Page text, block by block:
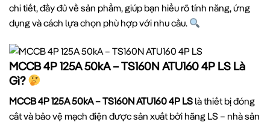
chi tiết, đầy đủ về sản phẩm, giúp bạn hiểu rõ tính năng, ứng
dụng và cách lựa chọn phù hợp với nhu cầu.
MCCB 4P 125A 50kA – TS160N ATU160 4P LS Là
Gì?
MCCB 4P 125A 50kA – TS160N ATU160 4P LS là thiết bị đóng
cắt và bảo vệ mạch điện được sản xuất bởi hãng LS – nhà sản